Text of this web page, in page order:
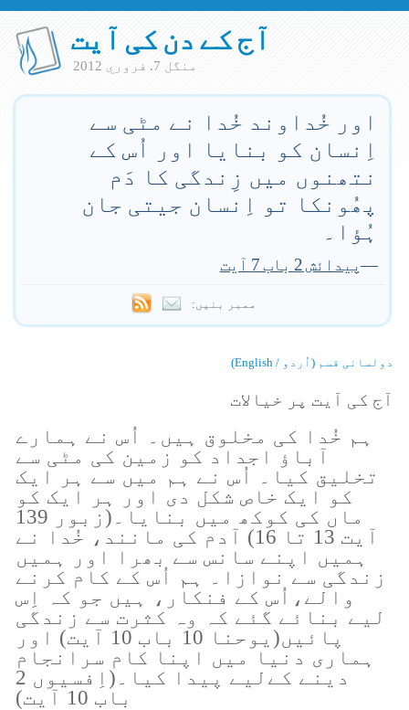
آج کے دن کی آیت
منگل 7. فروري 2012
اور خُداوند خُدا نے مٹی سے
اِنسان کو بنایا اور اُس کے
نتھنوں میں زِندگی کا دَم
پھُونکا تو اِنسان جیتی جان
ہُؤا۔
—پیدائش 2 باب 7 آیت
ممبر بنیں:
دولسانی قسم (اُردو / English)
آج کی آیت پر خیالات
ہم خُدا کی مخلوق ہیں۔ اُس نے ہمارے
آباؤ اجداد کو زمین کی مٹی سے
تخلیق کیا۔ اُس نے ہم میں سے ہر ایک
کو ایک خاص شکل دی اور ہر ایک کو
ماں کی کوکھ میں بنایا۔(زبور 139
آیت 13 تا 16) آدم کی مانند، خُدا نے
ہمیں اپنے سانس سے بھرا اور ہمیں
زندگی سے نوازا۔ ہم اُس کے کام کرنے
والے،اُس کے فنکار، ہیں جو کہ اِس
لیے بنائے گئے کہ وہ کثرت سے زندگی
پائیں(یوحنا 10 باب 10 آیت) اور
ہماری دنیا میں اپنا کام سرانجام
دینے کےلیے پیدا کیا۔(اِفسیوں 2
باب 10 آیت)